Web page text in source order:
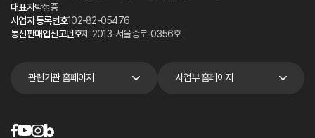
대표자박성중
사업자 등록번호102-82-05476
통신판매업신고번호제 2013-서울종로-0356호
관련기관 홈페이지 사업부 홈페이지